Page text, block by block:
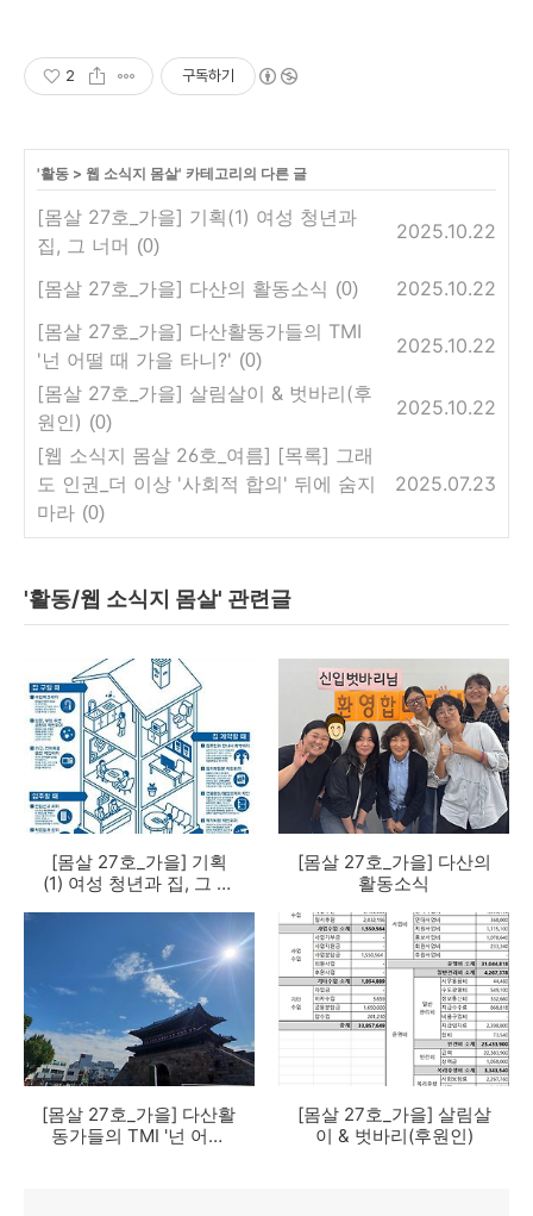
2 구독하기
'활동 > 웹 소식지 몸살' 카테고리의 다른 글
[몸살 27호_가을] 기획(1) 여성 청년과
집, 그 너머 (0)
2025.10.22
[몸살 27호_가을] 다산의 활동소식 (0)
2025.10.22
[몸살 27호_가을] 다산활동가들의 TMI
'넌 어떨 때 가을 타니?' (0)
2025.10.22
[몸살 27호_가을] 살림살이 & 벗바리(후
원인) (0)
2025.10.22
[웹 소식지 몸살 26호_여름] [목록] 그래
도 인권_더 이상 '사회적 합의' 뒤에 숨지
마라 (0)
2025.07.23
'활동/웹 소식지 몸살' 관련글
[몸살 27호_가을] 기획
(1) 여성 청년과 집, 그 너
[몸살 27호_가을] 다산의
활동소식
[몸살 27호_가을] 다산활
동가들의 TMI '넌 어떨
[몸살 27호_가을] 살림살
이 & 벗바리(후원인)